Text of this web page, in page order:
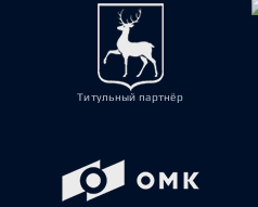
Титульный партнёр